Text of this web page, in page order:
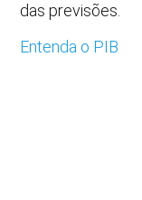
das previsões.
Entenda o PIB